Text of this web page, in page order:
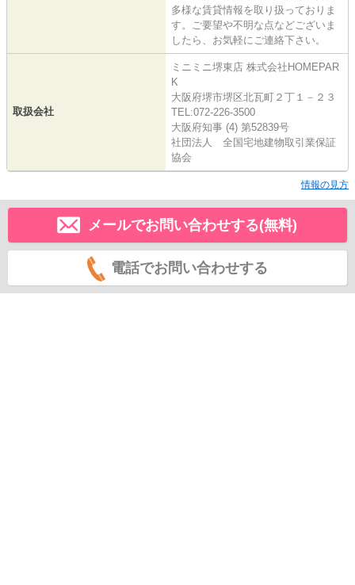
多様な賃貸情報を取り扱っておりま
す。ご要望や不明な点などございま
したら、お気軽にご連絡下さい。
取扱会社
ミニミニ堺東店 株式会社HOMEPAR
K
大阪府堺市堺区北瓦町２丁１－２３
TEL:072-226-3500
大阪府知事 (4) 第52839号
社団法人 全国宅地建物取引業保証
協会
情報の見方
メールでお問い合わせする(無料)
電話でお問い合わせする